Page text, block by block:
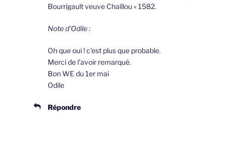
Bourrigault veuve Chaillou « 1582.
Note d’Odile :
Oh que oui ! c’est plus que probable.
Merci de l’avoir remarqué.
Bon WE du 1er mai
Odile
Répondre